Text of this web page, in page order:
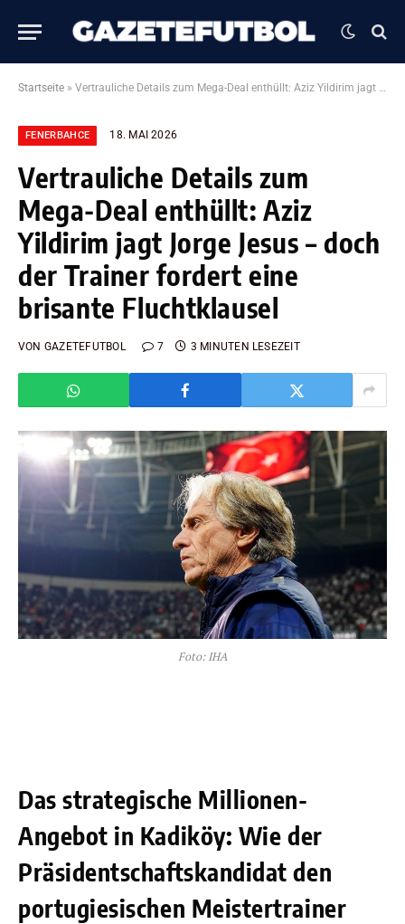
Startseite » Vertrauliche Details zum Mega-Deal enthüllt: Aziz Yildirim jagt Jorge Jesus – doch der Trainer fordert eine brisante Fluchtklausel
FENERBAHCE 18. MAI 2026
Vertrauliche Details zum
Mega-Deal enthüllt: Aziz
Yildirim jagt Jorge Jesus – doch
der Trainer fordert eine
brisante Fluchtklausel
VON GAZETEFUTBOL 7 3 MINUTEN LESEZEIT
Foto: IHA
Das strategische Millionen-
Angebot in Kadiköy: Wie der
Präsidentschaftskandidat den
portugiesischen Meistertrainer